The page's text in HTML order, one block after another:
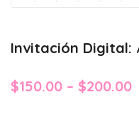
Invitación Digital:
$150.00 – $200.00